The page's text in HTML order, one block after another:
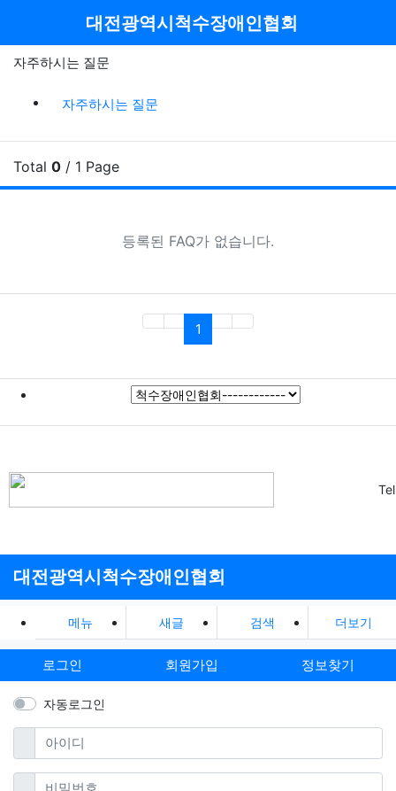
대전광역시척수장애인협회
자주하시는 질문
자주하시는질문 분류 목록
현재 분류
자주하시는 질문
Total 0 / 1 Page
등록된 FAQ가 없습니다.
1 (current)
대전광역시척수장애인협회
메뉴 새글 검색 더보기
로그인 회원가입 정보찾기
자동로그인
아이디필수
비밀번호필수